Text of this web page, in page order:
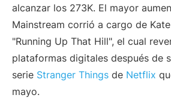
alcanzar los 273K. El mayor
Mainstream corrió a cargo de
"Running Up That Hill", el cual
plataformas digitales después de
serie Stranger Things de Netflix
mayo.